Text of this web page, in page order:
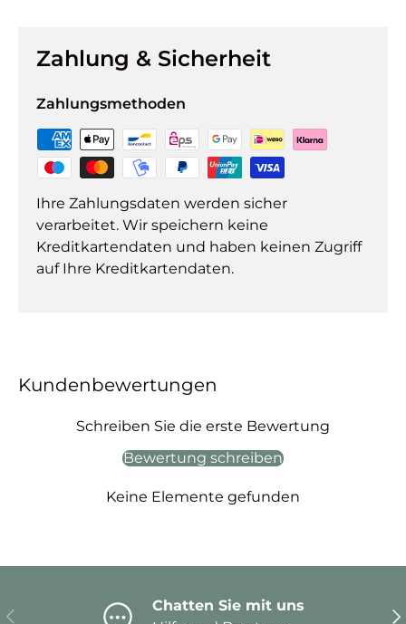
Zahlung & Sicherheit
Zahlungsmethoden
Ihre Zahlungsdaten werden sicher
verarbeitet. Wir speichern keine
Kreditkartendaten und haben keinen Zugriff
auf Ihre Kreditkartendaten.
Kundenbewertungen
Schreiben Sie die erste Bewertung
Bewertung schreiben
Keine Elemente gefunden
Vorherige
Chatten Sie mit uns